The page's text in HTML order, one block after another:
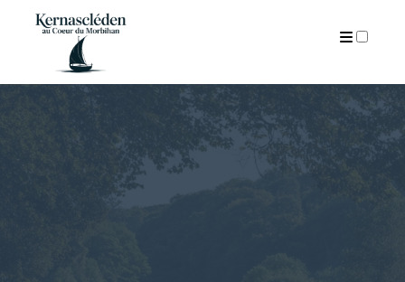
A PROPOS